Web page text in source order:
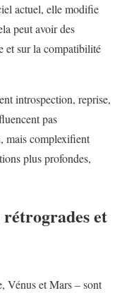
actuel, elle modifie
peut avoir des
et sur la compatibilité
introspection, reprise,
pas
mais complexifient
plus profondes,
rétrogrades et
Vénus et Mars – sont